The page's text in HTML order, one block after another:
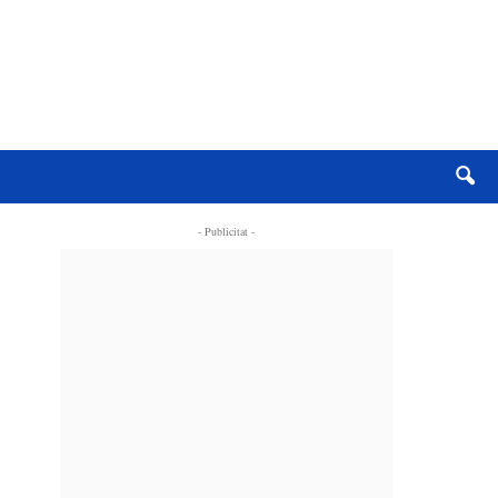
- Publicitat -